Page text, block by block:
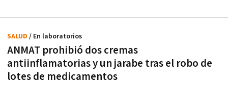
ANMAT prohibió dos cremas
antiinflamatorias y un jarabe tras el robo de
lotes de medicamentos
SALUD / En laboratorios